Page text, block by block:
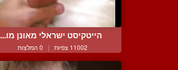
הייטקיסט ישראלי מאונן מו...
11002 צפיות | 0 המלצות